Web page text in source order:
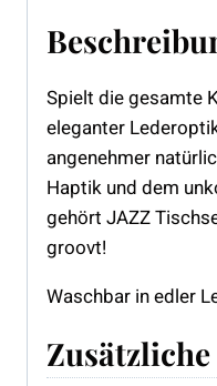
Spielt die gesamte
eleganter
angenehmer
Haptik und dem
gehört JAZZ
groovt!
Waschbar in edler